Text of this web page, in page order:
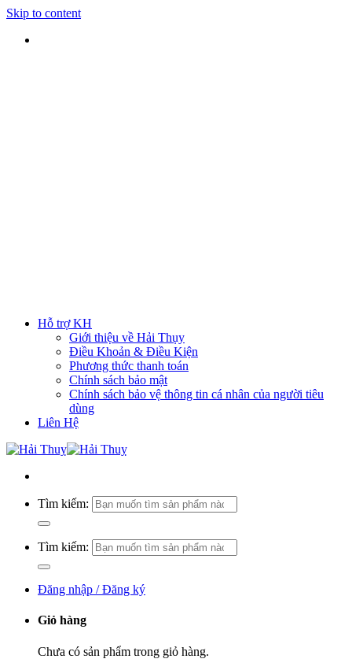
Skip to content
Hỗ trợ KH
Giới thiệu về Hải Thụy
Điều Khoản & Điều Kiện
Phương thức thanh toán
Chính sách bảo mật
Chính sách bảo vệ thông tin cá nhân của người tiêu
dùng
Liên Hệ
Tìm kiếm:
Tìm kiếm:
Đăng nhập / Đăng ký
Giỏ hàng
Chưa có sản phẩm trong giỏ hàng.